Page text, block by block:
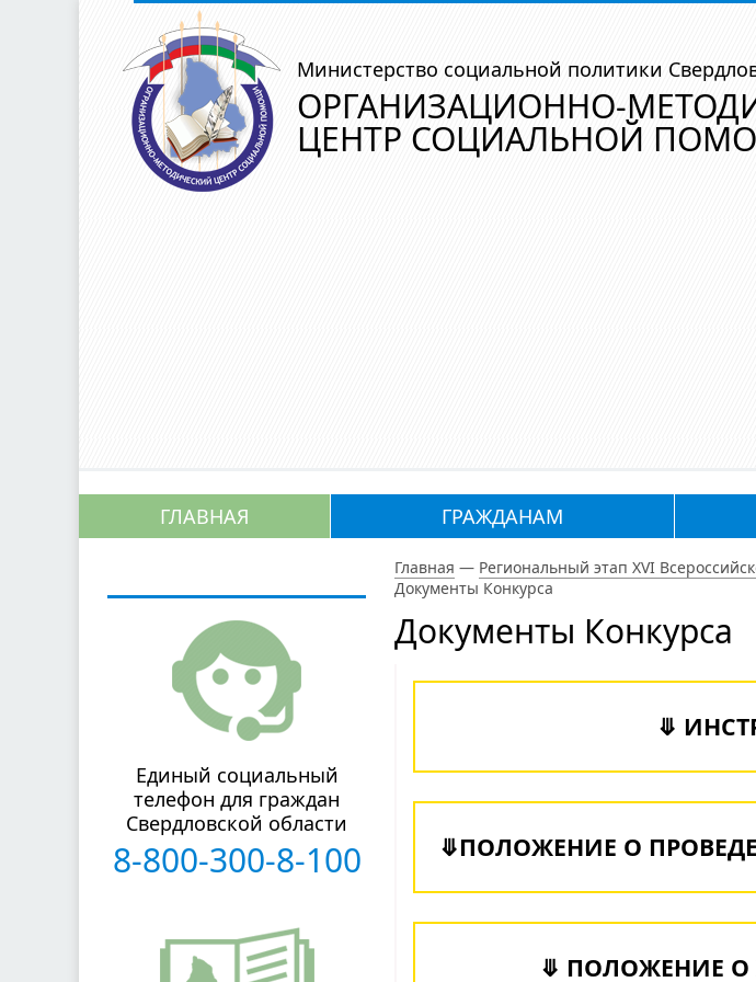
Министерство социальной политики
ОРГАНИЗАЦИОННО-
ЦЕНТР СОЦИАЛЬНОЙ
ГЛАВНАЯ ГРАЖДАНАМ
Главная — Региональный этап XVI
Документы Конкурса
Документы Конкурса
⤋
⤋ПОЛОЖЕНИЕ О
⤋ ПОЛОЖЕНИЕ О
Единый социальный
телефон для граждан
Свердловской области
8-800-300-8-100